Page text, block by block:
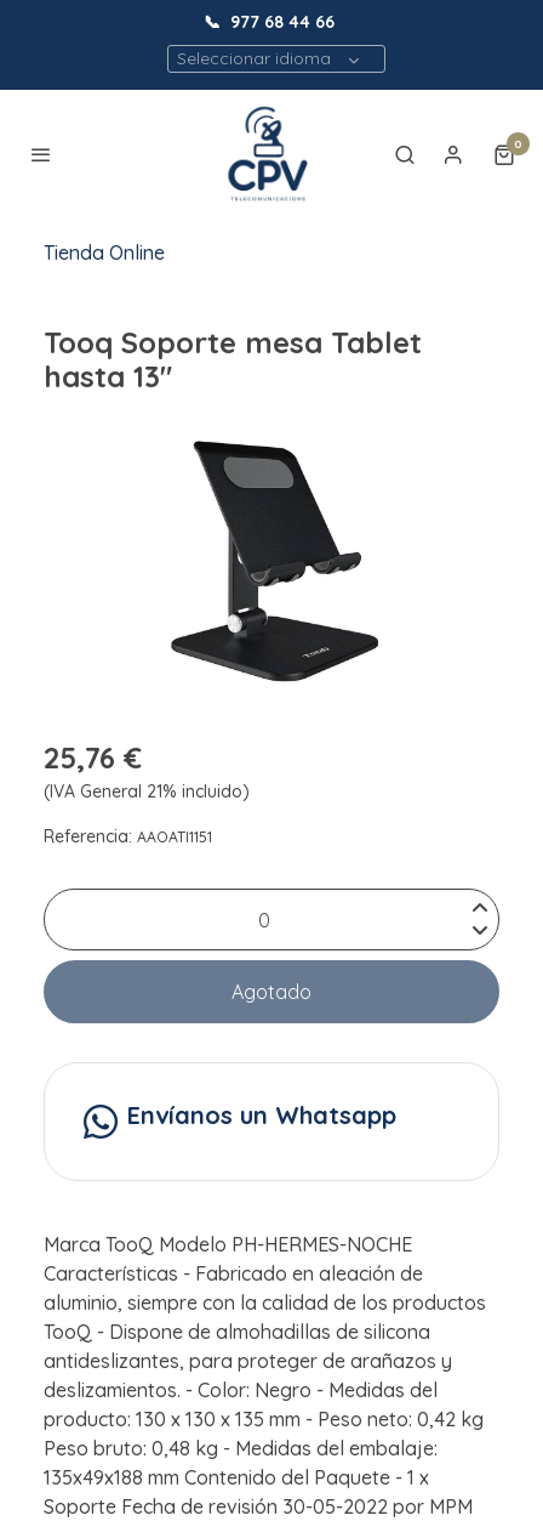
📞 977 68 44 66
Seleccionar idioma
0
Tienda Online
Tooq Soporte mesa Tablet
hasta 13"
25,76 €
(IVA General 21% incluido)
Referencia: AAOATI1151
Agotado
Envíanos un Whatsapp
Marca TooQ Modelo PH-HERMES-NOCHE
Características - Fabricado en aleación de
aluminio, siempre con la calidad de los productos
TooQ - Dispone de almohadillas de silicona
antideslizantes, para proteger de arañazos y
deslizamientos. - Color: Negro - Medidas del
producto: 130 x 130 x 135 mm - Peso neto: 0,42 kg
Peso bruto: 0,48 kg - Medidas del embalaje:
135x49x188 mm Contenido del Paquete - 1 x
Soporte Fecha de revisión 30-05-2022 por MPM